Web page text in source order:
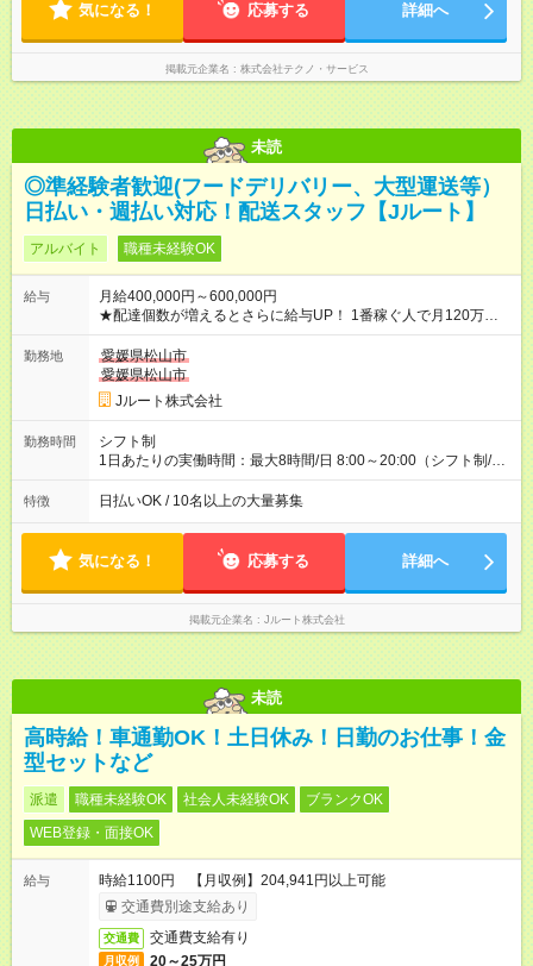
気になる！ 応募する 詳細へ
掲載元企業名 株式会社テクノ・サービス
未読
◎準経験者歓迎(フードデリバリー、大型運送等）
日払い・週払い対応！配送スタッフ【Jルート】
アルバイト 職種未経験OK
給与
月給400,000円～600,000円
★配達個数が増えるとさらに給与UP！ 1番稼ぐ人で月120万ほ
ど！ ・主要都市エリア 月収55万円／週5日稼働 月収65万~112
万円／週6日稼働 ・地方郊外エリア 月収40万円／週5日稼働 月
収40万円~50万円／週6日稼働 ＜モデルイメージ＞ ■月収50万
円 (27歳男性/江東区在住)※元建築関係 1日150個配達×25日勤務
(日休み) ■月収80万円(43歳男性/墨田区在住)※元営業 1日200個
勤務地
愛媛県松山市
愛媛県松山市
Jルート株式会社
勤務時間
シフト制
1日あたりの実働時間：最大8時間/日 8:00～20:00（シフト制/実
働8時間） ※週5日勤務（場所次第では週4も有り） ※配達状況に
よって時間外での勤務可能性有り ※案件により多少の前後あり
特徴 日払いOK / 10名以上の大量募集
気になる！ 応募する 詳細へ
掲載元企業名 Jルート株式会社
未読
高時給！車通勤OK！土日休み！日勤のお仕事！金
型セットなど
派遣 職種未経験OK 社会人未経験OK
ブランクOK
WEB登録・面接OK
給与
時給1100円 【月収例】204,941円以上可能
交通費別途支給あり
交通費 交通費支給有り
月収例 20～25万円